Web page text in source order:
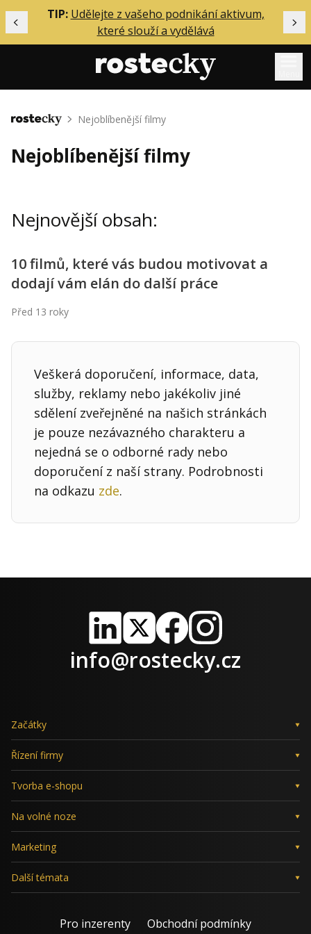
Předchozí
TIP: Udělejte z vašeho podnikání aktivum,
které slouží a vydělává
Mentoring
Solo
Inzerce
Přihlášení
Kontakt
Obchodní podmínky
Hledaná fráze Hledat
Domů Nejoblíbenější filmy
Nejoblíbenější filmy
Nejnovější obsah:
10 filmů, které vás budou motivovat a
dodají vám elán do další práce
Před 13 roky
Veškerá doporučení, informace, data,
služby, reklamy nebo jakékoliv jiné
sdělení zveřejněné na našich stránkách
je pouze nezávazného charakteru a
nejedná se o odborné rady nebo
doporučení z naší strany. Podrobnosti
na odkazu zde.
LinkedIn
X FacebookInstagram
info@rostecky.cz
Začátky
Řízení firmy
Tvorba e-shopu
Na volné noze
Marketing
Další témata
Pro inzerenty Obchodní podmínky